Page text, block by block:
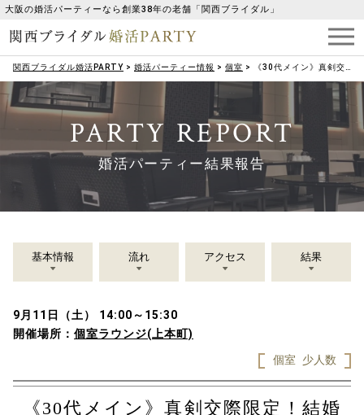
大阪の婚活パーティーなら創業38年の老舗「関西ブライダル」
関西ブライダル婚活PARTY > 婚活パーティー情報 > 個室 > 《30代メイン》真剣交際限定！結婚前向き♡
PARTY REPORT
婚活パーティー結果報告
基本情報 流れ アクセス 結果
9月11日（土） 14:00～15:30
開催場所： 個室ラウンジ(上本町)
個室
少人数
《30代メイン》真剣交際限定！結婚